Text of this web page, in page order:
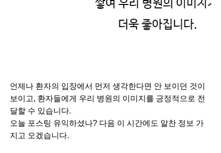
언제나 환자의 입장에서 먼저 생각한다면 안 보이던 것이
보이고, 환자들에게 우리 병원의 이미지를 긍정적으로 전
달할 수 있습니다.
오늘 포스팅 유익하셨나? 다음 이 시간에도 알찬 정보 가
지고 오겠습니다.